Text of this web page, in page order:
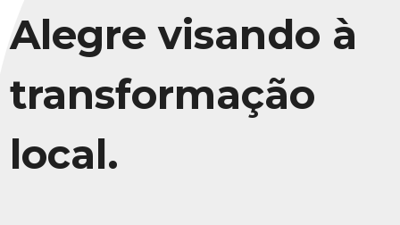
Alegre visando à
transformação
local.